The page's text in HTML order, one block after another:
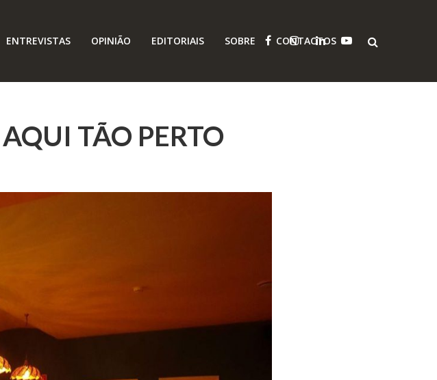
ENTREVISTAS OPINIÃO EDITORIAIS SOBRE CONTACTOS
TÃO PERTO